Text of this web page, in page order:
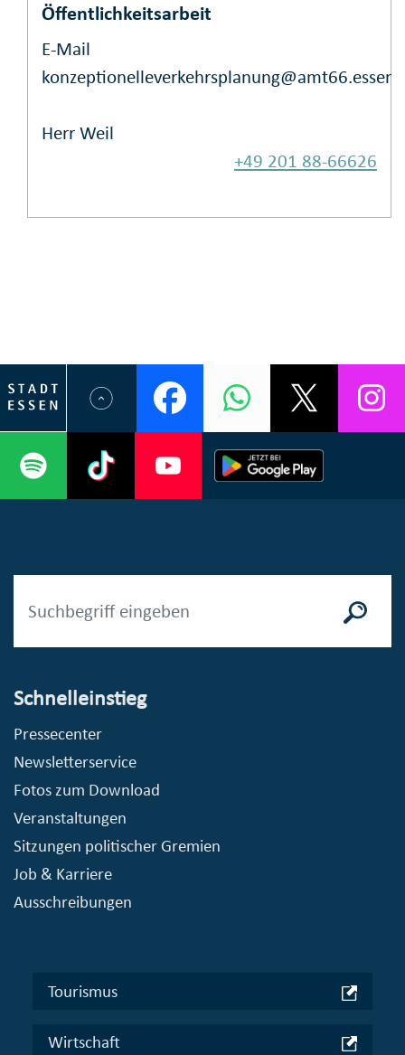
Öffentlichkeitsarbeit
E-Mail
Herr Weil
+49 201 88-66626
Schnelleinstieg
Pressecenter
Newsletterservice
Fotos zum Download
Veranstaltungen
Sitzungen politischer Gremien
Job & Karriere
Ausschreibungen
Tourismus
Wirtschaft